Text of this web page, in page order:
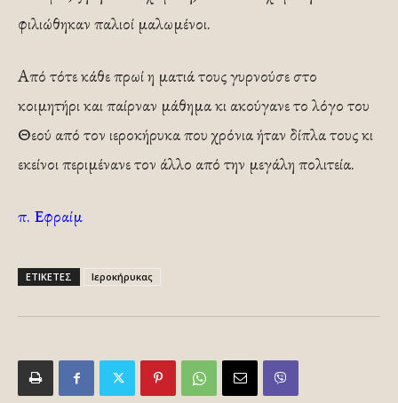
φιλιώθηκαν παλιοί μαλωμένοι.
Από τότε κάθε πρωί η ματιά τους γυρνούσε στο
κοιμητήρι και παίρναν μάθημα κι ακούγανε το λόγο του
Θεού από τον ιεροκήρυκα που χρόνια ήταν δίπλα τους κι
εκείνοι περιμένανε τον άλλο από την μεγάλη πολιτεία.
π. Εφραίμ
ΕΤΙΚΕΤΕΣ Ιεροκήρυκας